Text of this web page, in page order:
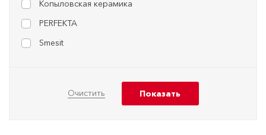
Копыловская керамика
PERFEKTA
Smesit